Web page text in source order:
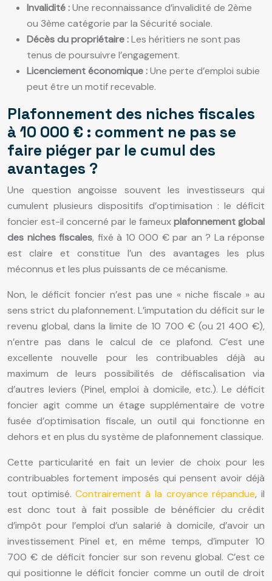
Invalidité :Une reconnaissance d’invalidité de 2ème
ou 3ème catégorie par la Sécurité sociale.
Décès du propriétaire :Les héritiers ne sont pas
tenus de poursuivre l’engagement.
Licenciement économique :Une perte d’emploi subie
peut être un motif recevable.
Plafonnement des niches fiscales
à 10 000 € : comment ne pas se
faire piéger par le cumul des
avantages ?
Une question angoisse souvent les investisseurs qui
cumulent plusieurs dispositifs d’optimisation : le déficit
foncier est-il concerné par le fameuxplafonnement global
des niches fiscales, fixé à 10 000 € par an ? La réponse
est claire et constitue l’un des avantages les plus
méconnus et les plus puissants de ce mécanisme.
Non, le déficit foncier n’est pas une « niche fiscale » au
sens strict du plafonnement. L’imputation du déficit sur le
revenu global, dans la limite de 10 700 € (ou 21 400 €),
n’entre pas dans le calcul de ce plafond. C’est une
excellente nouvelle pour les contribuables déjà au
maximum de leurs possibilités de défiscalisation via
d’autres leviers (Pinel, emploi à domicile, etc.). Le déficit
foncier agit comme un étage supplémentaire de votre
fusée d’optimisation fiscale, un outil qui fonctionne en
dehors et en plus du système de plafonnement classique.
Cette particularité en fait un levier de choix pour les
contribuables fortement imposés qui pensent avoir déjà
tout optimisé.Contrairement à la croyance répandue, il
est donc tout à fait possible de bénéficier du crédit
d’impôt pour l’emploi d’un salarié à domicile, d’avoir un
investissement Pinel et, en même temps, d’imputer 10
700 € de déficit foncier sur son revenu global. C’est ce
qui positionne le déficit foncier comme un outil de droit